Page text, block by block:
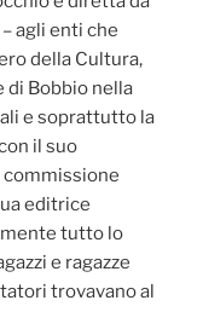
agli enti che
della Cultura,
di Bobbio nella
e soprattutto la
il suo
commissione
editrice
tutto lo
e ragazze
trovavano al